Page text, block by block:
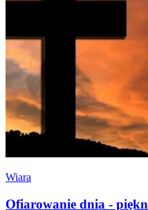
Wiara
Ofiarowanie dnia -